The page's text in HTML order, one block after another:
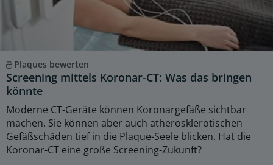
Plaques bewerten
Screening mittels Koronar-CT: Was das bringen
könnte
Moderne CT-Geräte können Koronargefäße sichtbar
machen. Sie können aber auch atherosklerotischen
Gefäßschäden tief in die Plaque-Seele blicken. Hat die
Koronar-CT eine große Screening-Zukunft?